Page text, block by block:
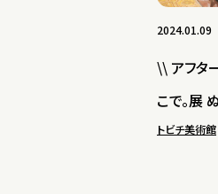
2024.01.09
\\ アフタ
こで。展
トビチ美術館